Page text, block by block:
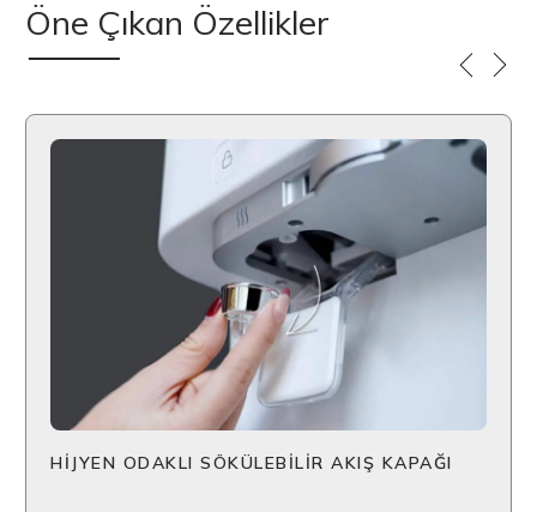
Öne Çıkan Özellikler
HİJYEN ODAKLI SÖKÜLEBİLİR AKIŞ KAPAĞI